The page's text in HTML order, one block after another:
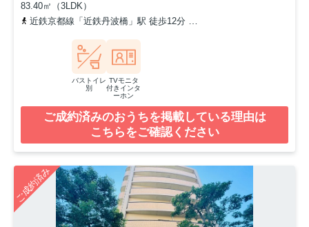
83.40㎡（3LDK）
近鉄京都線「近鉄丹波橋」駅 徒歩12分
バストイレ
別
TVモニタ
付きインタ
ーホン
ご成約済みのおうちを掲載している理由は
こちらをご確認ください
ご成約済み